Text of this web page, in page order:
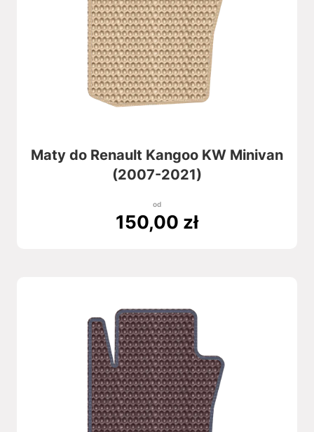
Maty do Renault Kangoo KW Minivan
(2007-2021)
od
150,00 zł